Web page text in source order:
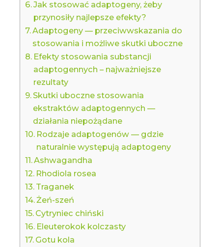
Jak stosować adaptogeny, żeby
przynosiły najlepsze efekty?
Adaptogeny — przeciwwskazania do
stosowania i możliwe skutki uboczne
Efekty stosowania substancji
adaptogennych – najważniejsze
rezultaty
Skutki uboczne stosowania
ekstraktów adaptogennych —
działania niepożądane
Rodzaje adaptogenów — gdzie
naturalnie występują adaptogeny
Ashwagandha
Rhodiola rosea
Traganek
Żeń-szeń
Cytryniec chiński
Eleuterokok kolczasty
Gotu kola